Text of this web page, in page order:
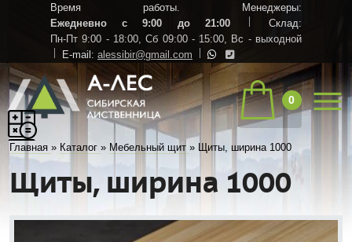
Время работы. Менеджеры:
Ежедневно с 9:00 до 21:00
Склад:
Пн-Пт 9:00 - 18:00, Сб 09:00 - 15:00, Вс - выходной
E-mail: alessibir@gmail.com
0
Главная » Каталог » Мебельный щит » Щиты, ширина 1000
Щиты, ширина 1000